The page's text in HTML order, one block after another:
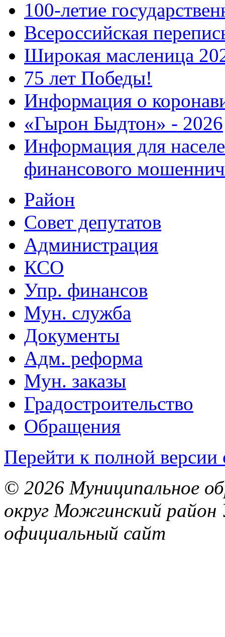
100-летие
Всероссийская
Широкая масленица
75 лет Победы!
Информация о
«Гырон Быдтон» - 2026
Информация для
финансового
Район
Совет депутатов
Администрация
КСО
Упр. финансов
Мун. служба
Документы
Адм. реформа
Мун. заказы
Градостроительство
Обращения
Перейти к полной версии
© 2026 Муниципальное
округ Можгинский район
официальный сайт